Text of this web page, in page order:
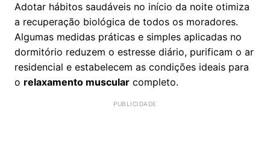
Adotar hábitos saudáveis no início da noite otimiza
a recuperação biológica de todos os moradores.
Algumas medidas práticas e simples aplicadas no
dormitório reduzem o estresse diário, purificam o ar
residencial e estabelecem as condições ideais para
o relaxamento muscular completo.